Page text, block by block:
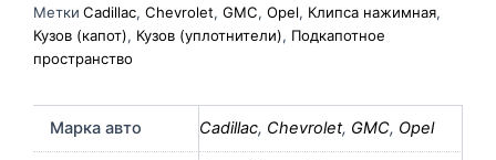
Метки Cadillac, Chevrolet, GMC, Opel, Клипса нажимная,
Кузов (капот), Кузов (уплотнители), Подкапотное
пространство
Марка авто Cadillac, Chevrolet, GMC, Opel